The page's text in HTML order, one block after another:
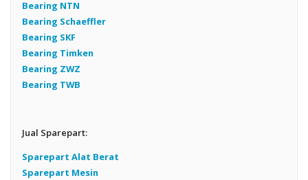
Bearing NTN
Bearing Schaeffler
Bearing SKF
Bearing Timken
Bearing ZWZ
Bearing TWB
Jual Sparepart:
Sparepart Alat Berat
Sparepart Mesin